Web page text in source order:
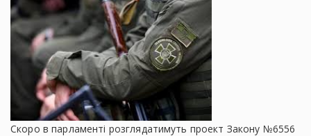
Cкоро в парламенті розглядатимуть проект Закону №6556